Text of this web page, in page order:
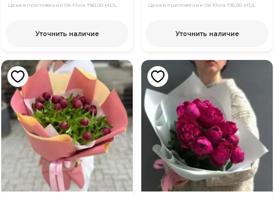
Цена в приложении Ok Flora 780,00 MDL
Уточнить наличие
Цена в приложении Ok Flora 735,00 MDL
Уточнить наличие